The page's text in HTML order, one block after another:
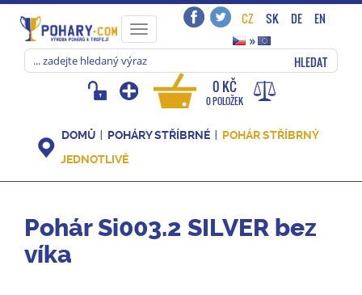
Toggle
navigation
CZ SK DE
EN
»
HLEDAT
0 KČ
0 POLOŽEK
DOMŮ POHÁRY STŘÍBRNÉ
POHÁR STŘÍBRNÝ
JEDNOTLIVĚ
Pohár Si003.2 SILVER bez
víka